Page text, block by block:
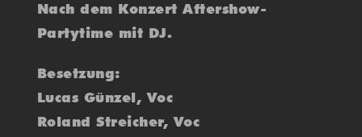
Nach dem Konzert Aftershow-
Partytime mit DJ.
Besetzung:
Lucas Günzel, Voc
Roland Streicher, Voc